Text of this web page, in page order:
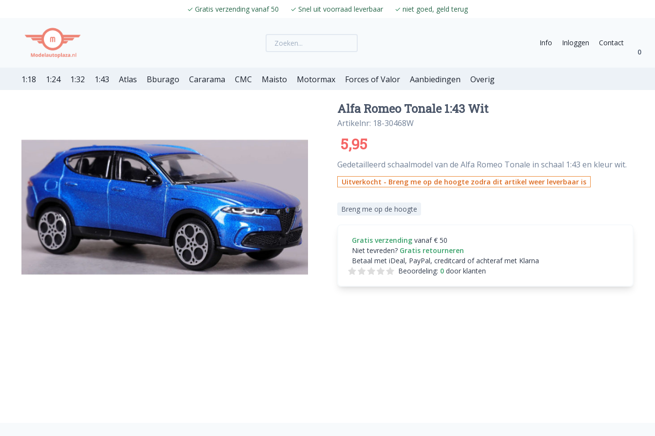
✓ Gratis verzending vanaf 50 ✓ Snel uit voorraad leverbaar ✓ niet goed, geld terug
Info Inloggen
Contact
0
1:18 1:24 1:32 1:43 Atlas Bburago Cararama CMC Maisto Motormax Forces of Valor Aanbiedingen Overig
Alfa Romeo Tonale 1:43 Wit
Artikelnr: 18-30468W
5,95
Gedetailleerd schaalmodel van de Alfa Romeo Tonale in schaal 1:43 en kleur wit.
Uitverkocht - Breng me op de hoogte zodra dit artikel weer leverbaar is
Breng me op de hoogte
Gratis verzending vanaf € 50
Niet tevreden? Gratis retourneren
Betaal met iDeal, PayPal, creditcard of achteraf met Klarna
Beoordeling: 0door klanten